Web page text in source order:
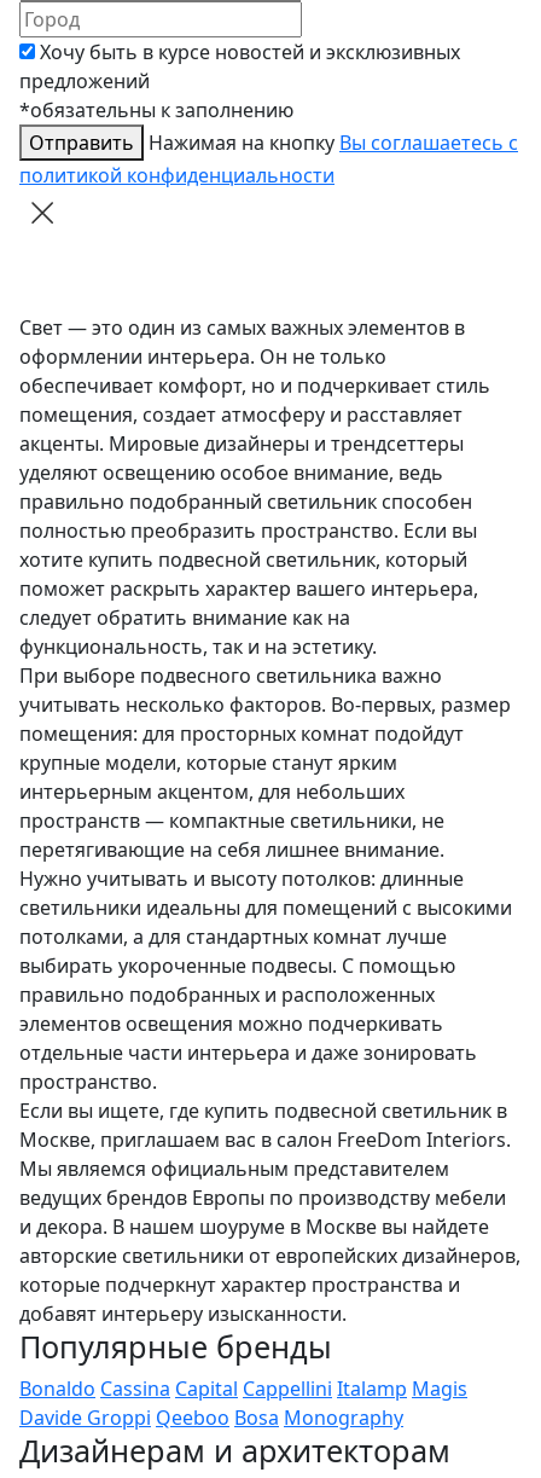
Хочу быть в курсе новостей и эксклюзивных
предложений
*обязательны к заполнению
Отправить
Нажимая на кнопку Вы соглашаетесь с
политикой конфиденциальности
Свет — это один из самых важных элементов в
оформлении интерьера. Он не только
обеспечивает комфорт, но и подчеркивает стиль
помещения, создает атмосферу и расставляет
акценты. Мировые дизайнеры и трендсеттеры
уделяют освещению особое внимание, ведь
правильно подобранный светильник способен
полностью преобразить пространство. Если вы
хотите купить подвесной светильник, который
поможет раскрыть характер вашего интерьера,
следует обратить внимание как на
функциональность, так и на эстетику.
При выборе подвесного светильника важно
учитывать несколько факторов. Во-первых, размер
помещения: для просторных комнат подойдут
крупные модели, которые станут ярким
интерьерным акцентом, для небольших
пространств — компактные светильники, не
перетягивающие на себя лишнее внимание.
Нужно учитывать и высоту потолков: длинные
светильники идеальны для помещений с высокими
потолками, а для стандартных комнат лучше
выбирать укороченные подвесы. С помощью
правильно подобранных и расположенных
элементов освещения можно подчеркивать
отдельные части интерьера и даже зонировать
пространство.
Если вы ищете, где купить подвесной светильник в
Москве, приглашаем вас в салон FreeDom Interiors.
Мы являемся официальным представителем
ведущих брендов Европы по производству мебели
и декора. В нашем шоуруме в Москве вы найдете
авторские светильники от европейских дизайнеров,
которые подчеркнут характер пространства и
добавят интерьеру изысканности.
Популярные бренды
Bonaldo Cassina Capital Cappellini Italamp Magis
Davide Groppi Qeeboo Bosa Monography
Дизайнерам и архитекторам